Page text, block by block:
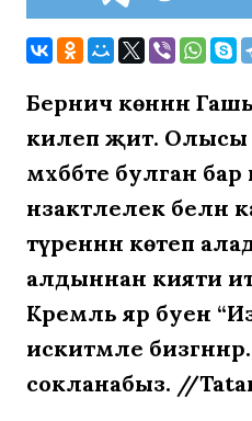
Берничә көннән
килеп җитә. Олысы
мәхәббәте булган
нәзакәтлелек белән
түреннән көтеп
алдыннан әкияти
Кремль яр буен
искитмәле
сокланабыз. //